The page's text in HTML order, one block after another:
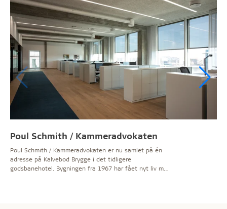
Poul Schmith / Kammeradvokaten
Poul Schmith / Kammeradvokaten er nu samlet på én
adresse på Kalvebod Brygge i det tidligere
godsbanehotel. Bygningen fra 1967 har fået nyt liv med